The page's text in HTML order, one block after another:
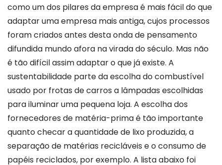
como um dos pilares da empresa é mais fácil do que
adaptar uma empresa mais antiga, cujos processos
foram criados antes desta onda de pensamento
difundida mundo afora na virada do século. Mas não
é tão difícil assim adaptar o que já existe. A
sustentabilidade parte da escolha do combustível
usado por frotas de carros a lâmpadas escolhidas
para iluminar uma pequena loja. A escolha dos
fornecedores de matéria-prima é tão importante
quanto checar a quantidade de lixo produzida, a
separação de matérias recicláveis e o consumo de
papéis reciclados, por exemplo. A lista abaixo foi